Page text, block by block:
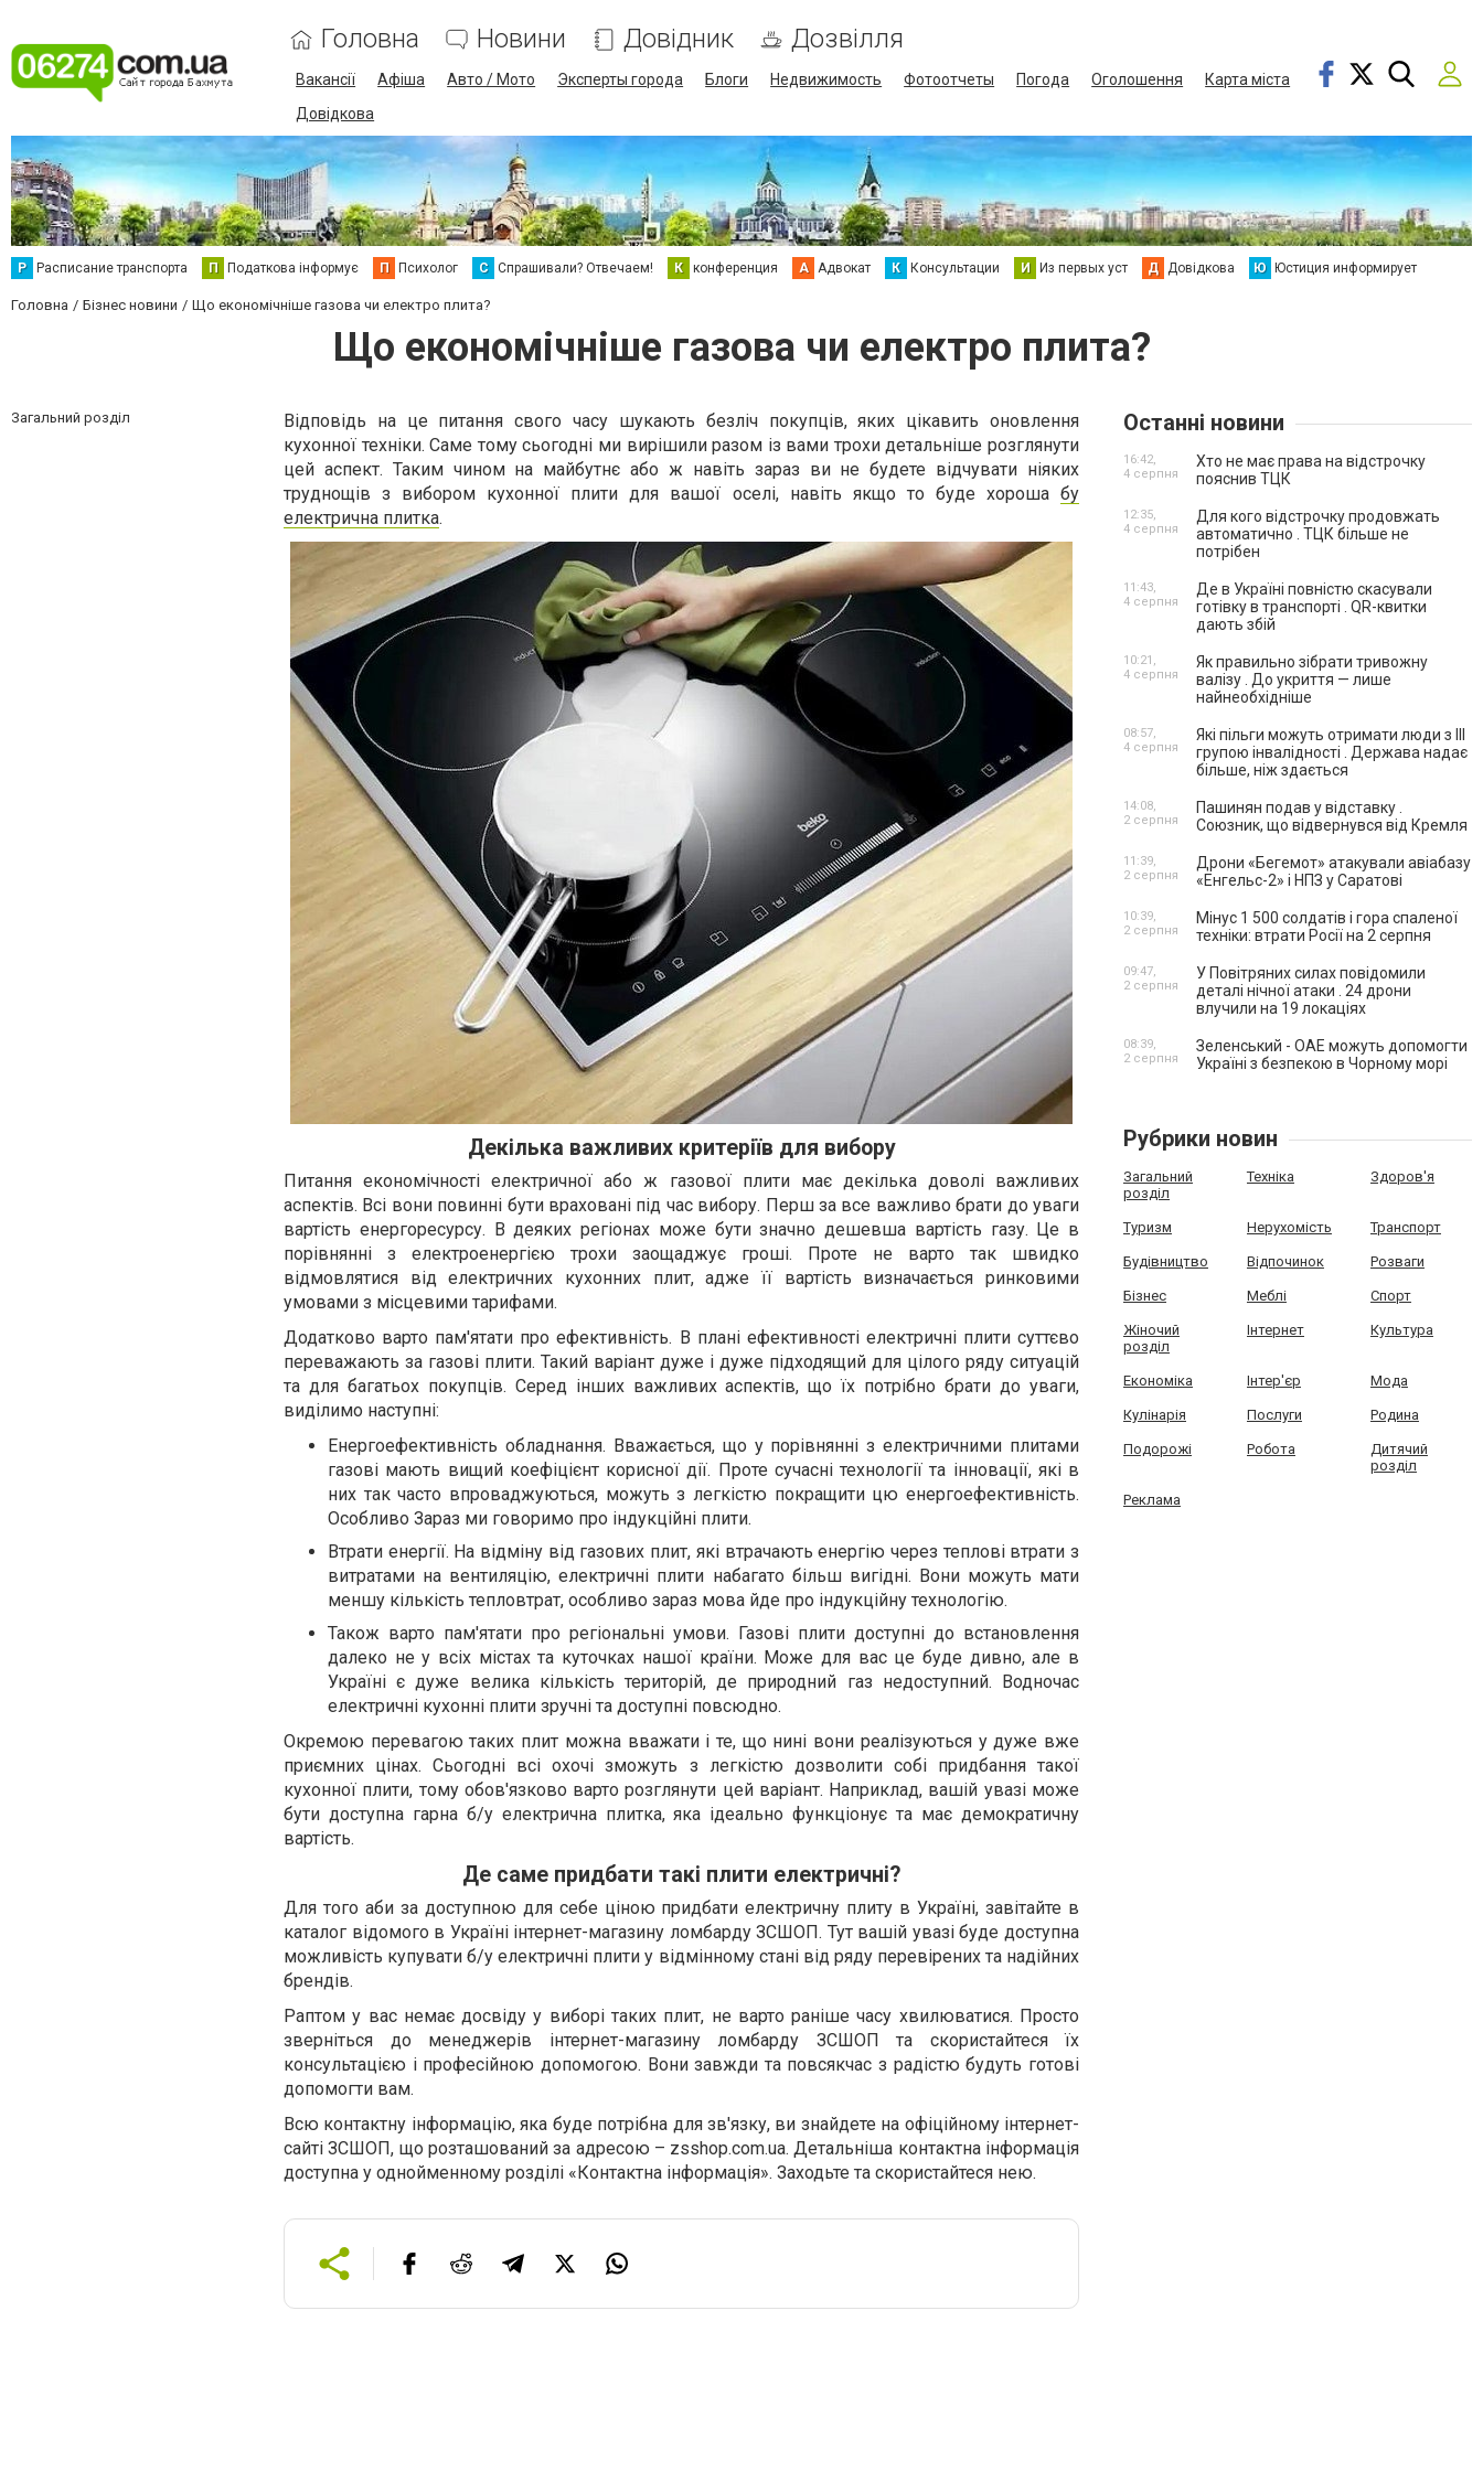
Головна Новини Довідник Дозвілля
Вакансії Афіша Авто / Мото Эксперты города Блоги Недвижимость Фотоотчеты Погода Оголошення
Карта міста
Довідкова
Р Расписание транспорта П Податкова інформує П Психолог С Спрашивали? Отвечаем! К конференция А Адвокат К Консультации И Из первых уст Д Довідкова Ю Юстиция информирует
Головна Бізнес новини Що економічніше газова чи електро плита?
Що економічніше газова чи електро плита?
Загальний розділ
Відповідь на це питання свого часу шукають безліч покупців, яких цікавить оновлення
кухонної техніки. Саме тому сьогодні ми вирішили разом із вами трохи детальніше розглянути
цей аспект. Таким чином на майбутнє або ж навіть зараз ви не будете відчувати ніяких
труднощів з вибором кухонної плити для вашої оселі, навіть якщо то буде хороша бу
електрична плитка.
Декілька важливих критеріїв для вибору
Питання економічності електричної або ж газової плити має декілька доволі важливих
аспектів. Всі вони повинні бути враховані під час вибору. Перш за все важливо брати до уваги
вартість енергоресурсу. В деяких регіонах може бути значно дешевша вартість газу. Це в
порівнянні з електроенергією трохи заощаджує гроші. Проте не варто так швидко
відмовлятися від електричних кухонних плит, адже її вартість визначається ринковими
умовами з місцевими тарифами.
Додатково варто пам'ятати про ефективність. В плані ефективності електричні плити суттєво
переважають за газові плити. Такий варіант дуже і дуже підходящий для цілого ряду ситуацій
та для багатьох покупців. Серед інших важливих аспектів, що їх потрібно брати до уваги,
виділимо наступні:
Енергоефективність обладнання. Вважається, що у порівнянні з електричними плитами
газові мають вищий коефіцієнт корисної дії. Проте сучасні технології та інновації, які в
них так часто впроваджуються, можуть з легкістю покращити цю енергоефективність.
Особливо Зараз ми говоримо про індукційні плити.
Втрати енергії. На відміну від газових плит, які втрачають енергію через теплові втрати з
витратами на вентиляцію, електричні плити набагато більш вигідні. Вони можуть мати
меншу кількість тепловтрат, особливо зараз мова йде про індукційну технологію.
Також варто пам'ятати про регіональні умови. Газові плити доступні до встановлення
далеко не у всіх містах та куточках нашої країни. Може для вас це буде дивно, але в
Україні є дуже велика кількість територій, де природний газ недоступний. Водночас
електричні кухонні плити зручні та доступні повсюдно.
Окремою перевагою таких плит можна вважати і те, що нині вони реалізуються у дуже вже
приємних цінах. Сьогодні всі охочі зможуть з легкістю дозволити собі придбання такої
кухонної плити, тому обов'язково варто розглянути цей варіант. Наприклад, вашій увазі може
бути доступна гарна б/у електрична плитка, яка ідеально функціонує та має демократичну
вартість.
Де саме придбати такі плити електричні?
Для того аби за доступною для себе ціною придбати електричну плиту в Україні, завітайте в
каталог відомого в Україні інтернет-магазину ломбарду ЗСШОП. Тут вашій увазі буде доступна
можливість купувати б/у електричні плити у відмінному стані від ряду перевірених та надійних
брендів.
Раптом у вас немає досвіду у виборі таких плит, не варто раніше часу хвилюватися. Просто
зверніться до менеджерів інтернет-магазину ломбарду ЗСШОП та скористайтеся їх
консультацією і професійною допомогою. Вони завжди та повсякчас з радістю будуть готові
допомогти вам.
Всю контактну інформацію, яка буде потрібна для зв'язку, ви знайдете на офіційному інтернет-
сайті ЗСШОП, що розташований за адресою – zsshop.com.ua. Детальніша контактна інформація
доступна у однойменному розділі «Контактна інформація». Заходьте та скористайтеся нею.
Останні новини
Хто не має права на відстрочку
пояснив ТЦК
16:42,
4 серпня
Для кого відстрочку продовжать
автоматично . ТЦК більше не
потрібен
12:35,
4 серпня
Де в Україні повністю скасували
готівку в транспорті . QR-квитки
дають збій
11:43,
4 серпня
Як правильно зібрати тривожну
валізу . До укриття — лише
найнеобхідніше
10:21,
4 серпня
Які пільги можуть отримати люди з III
групою інвалідності . Держава надає
більше, ніж здається
08:57,
4 серпня
Пашинян подав у відставку .
Союзник, що відвернувся від Кремля
14:08,
2 серпня
Дрони «Бегемот» атакували авіабазу
«Енгельс-2» і НПЗ у Саратові
11:39,
2 серпня
Мінус 1 500 солдатів і гора спаленої
техніки: втрати Росії на 2 серпня
10:39,
2 серпня
У Повітряних силах повідомили
деталі нічної атаки . 24 дрони
влучили на 19 локаціях
09:47,
2 серпня
Зеленський - ОАЕ можуть допомогти
Україні з безпекою в Чорному морі
08:39,
2 серпня
Рубрики новин
Загальний
розділ
Техніка Здоров'я
Туризм Нерухомість Транспорт
Будівництво Відпочинок Розваги
Бізнес Меблі Спорт
Жіночий
розділ
Інтернет Культура
Економіка Інтер'єр Мода
Кулінарія Послуги Родина
Подорожі Робота
Дитячий
розділ
Реклама